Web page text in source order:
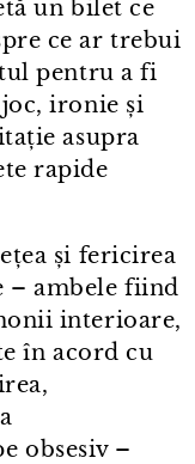
un bilet ce
ce ar trebui
pentru a fi
ironie și
asupra
rapide
și fericirea
– ambele fiind
interioare,
în acord cu
obsesiv –